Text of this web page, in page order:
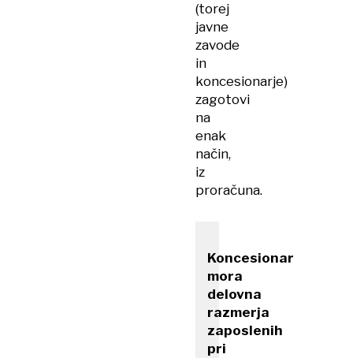
(torej
javne
zavode
in
koncesionarje)
zagotovi
na
enak
način,
iz
proračuna.
Koncesionar
mora
delovna
razmerja
zaposlenih
pri